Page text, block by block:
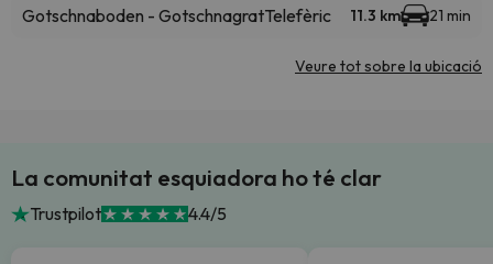
Gotschnaboden - GotschnagratTelefèric 11.3 km 21 min
Veure tot sobre la ubicació
La comunitat esquiadora ho té clar
Trustpilot 4.4/5